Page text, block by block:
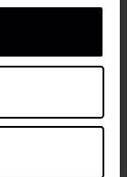
in när du
att klicka
vilka